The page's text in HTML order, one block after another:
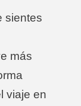
sientes
más
viaje en